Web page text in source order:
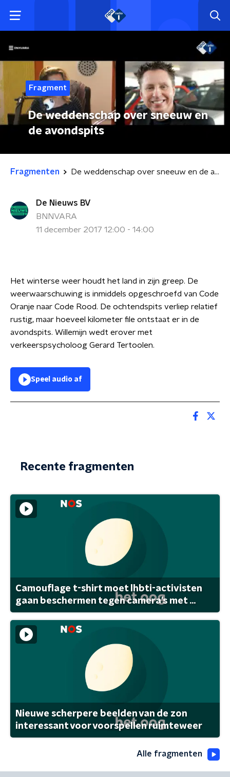
Fragment
De weddenschap over sneeuw en
de avondspits
Fragmenten De weddenschap over sneeuw en de avondspits
De Nieuws BV
BNNVARA
11 december 2017 12:00 - 14:00
Het winterse weer houdt het land in zijn greep. De
weerwaarschuwing is inmiddels opgeschroefd van Code
Oranje naar Code Rood. De ochtendspits verliep relatief
rustig, maar hoeveel kilometer file ontstaat er in de
avondspits. Willemijn wedt erover met
verkeerspsycholoog Gerard Tertoolen.
Speel audio af
Recente fragmenten
Camouflage t-shirt moet lhbti-activisten
gaan beschermen tegen camera's met ...
Nieuwe scherpere beelden van de zon
interessant voor voorspellen ruimteweer
Alle fragmenten